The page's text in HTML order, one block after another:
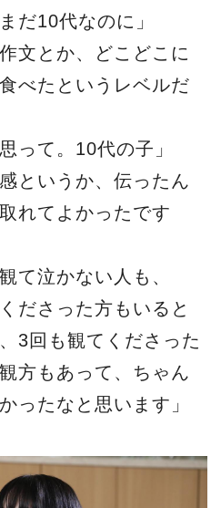
だ10代なのに」
文とか、どこどこに
べたというレベルだ
って。10代の子」
というか、伝ったん
れてよかったです
て泣かない人も、
ださった方もいると
3回も観てくださった
方もあって、ちゃん
ったなと思います」